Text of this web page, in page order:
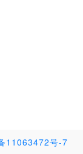
11063472号-7